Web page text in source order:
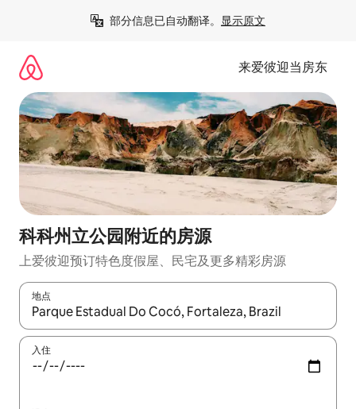
部分信息已自动翻译。 显示原文
来爱彼迎当房东
科科州立公园附近的房源
上爱彼迎预订特色度假屋、民宅及更多精彩房源
地点
如有搜索结果，请使用上下方向键查看，或通过点击或滑动手势
入住